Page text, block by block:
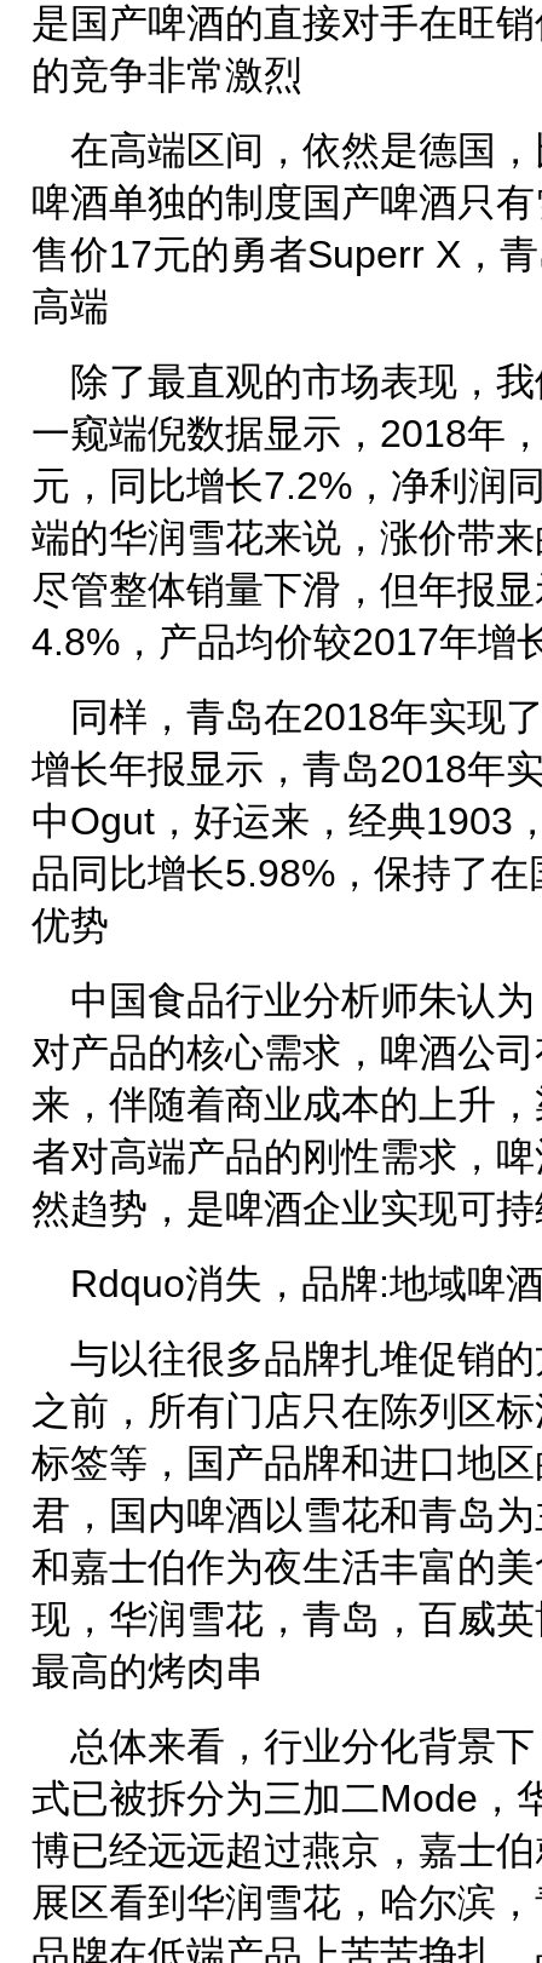
是国产啤酒的直接对手在旺
的竞争非常激烈
在高端区间，依然是德国
啤酒单独的制度国产啤酒只
售价17元的勇者Superr X，
高端
除了最直观的市场表现，
一窥端倪数据显示，2018年
元，同比增长7.2%，净利润
端的华润雪花来说，涨价带
尽管整体销量下滑，但年报
4.8%，产品均价较2017年增
同样，青岛在2018年实现
增长年报显示，青岛2018年
中Ogut，好运来，经典1903
品同比增长5.98%，保持了
优势
中国食品行业分析师朱认
对产品的核心需求，啤酒公
来，伴随着商业成本的上升
者对高端产品的刚性需求，
然趋势，是啤酒企业实现可
Rdquo消失，品牌:地域啤
与以往很多品牌扎堆促销
之前，所有门店只在陈列区
标签等，国产品牌和进口地
君，国内啤酒以雪花和青岛
和嘉士伯作为夜生活丰富的
现，华润雪花，青岛，百威
最高的烤肉串
总体来看，行业分化背景
式已被拆分为三加二Mode，
博已经远远超过燕京，嘉士
展区看到华润雪花，哈尔滨